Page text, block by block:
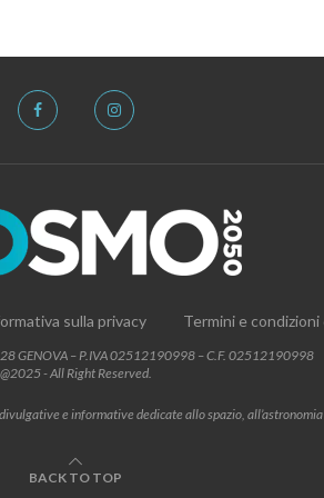
sulla privacy Termini e condizioni
GENOVA – P.IVA 02512190998 – C.F. 02512190998
@2025 - All Right Reserved.
e informative dedicate allo spazio,
BACK TO TOP